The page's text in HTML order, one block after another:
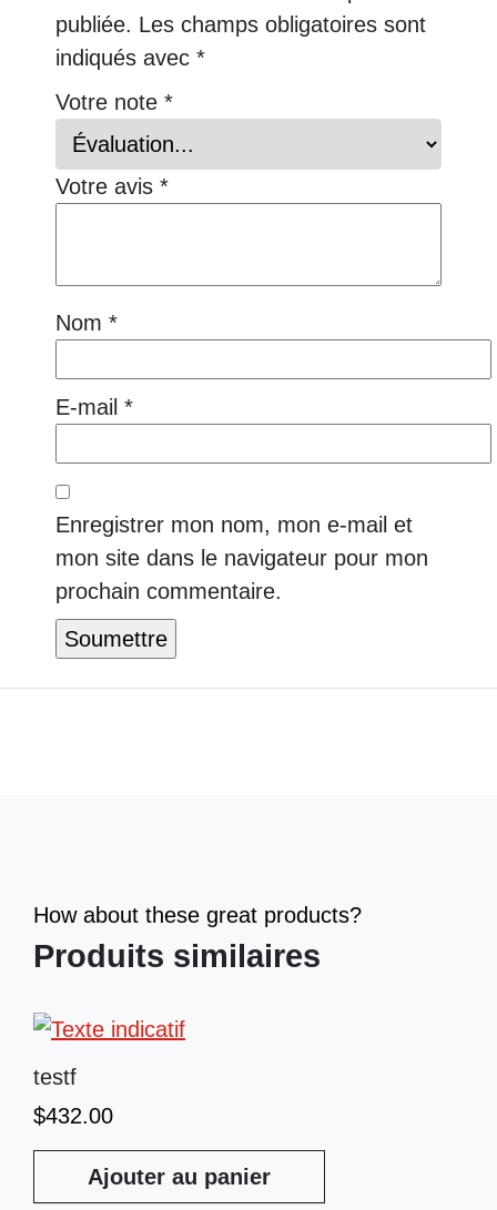
publiée. Les champs obligatoires sont
indiqués avec *
Votre note *
Votre avis *
Nom *
E-mail *
Enregistrer mon nom, mon e-mail et
mon site dans le navigateur pour mon
prochain commentaire.
How about these great products?
Produits similaires
testf
$432.00
Ajouter au panier